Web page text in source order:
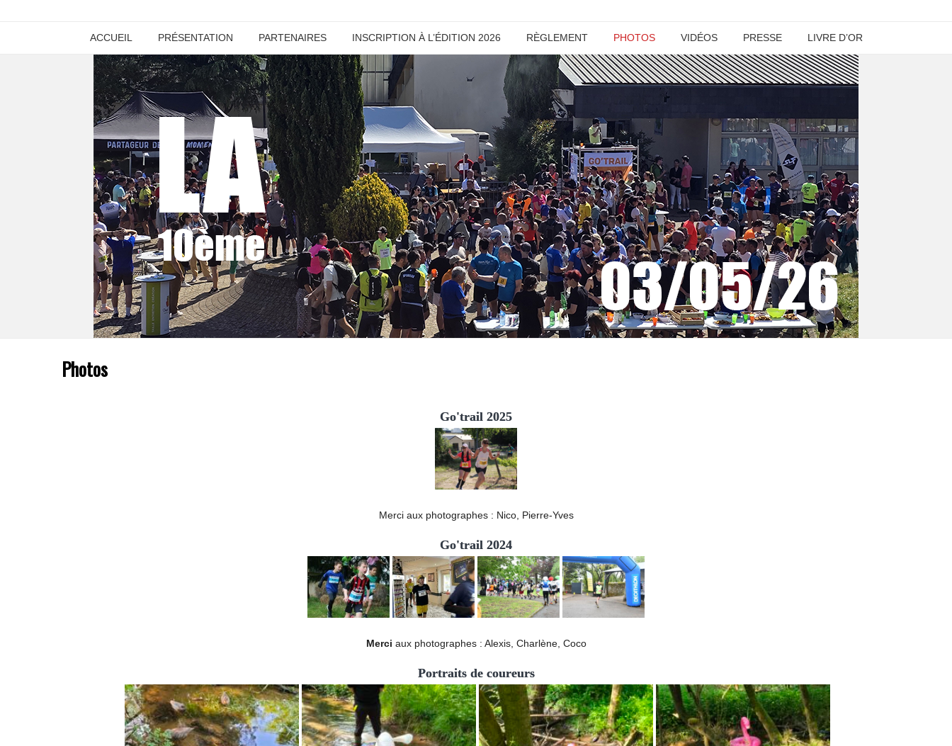
ACCUEIL PRÉSENTATION PARTENAIRES INSCRIPTION À L’ÉDITION 2026 RÈGLEMENT PHOTOS VIDÉOS PRESSE LIVRE D’OR
Photos
Go'trail 2025
Merci aux photographes : Nico, Pierre-Yves
Go'trail 2024
Merci aux photographes : Alexis, Charlène, Coco
Portraits de coureurs